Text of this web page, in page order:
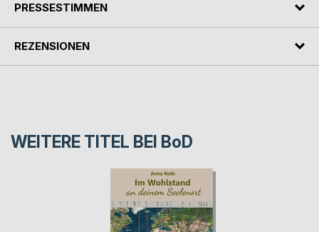
PRESSESTIMMEN
REZENSIONEN
WEITERE TITEL BEI BoD